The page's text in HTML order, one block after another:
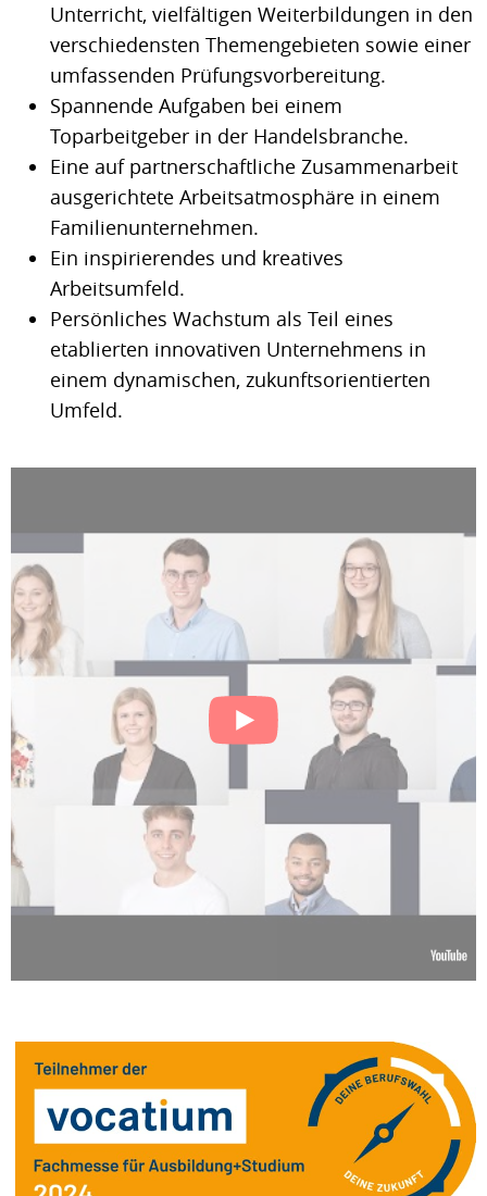
Unterricht, vielfältigen Weiterbildungen in den
verschiedensten Themengebieten sowie einer
umfassenden Prüfungsvorbereitung.
Spannende Aufgaben bei einem
Toparbeitgeber in der Handelsbranche.
Eine auf partnerschaftliche Zusammenarbeit
ausgerichtete Arbeitsatmosphäre in einem
Familienunternehmen.
Ein inspirierendes und kreatives
Arbeitsumfeld.
Persönliches Wachstum als Teil eines
etablierten innovativen Unternehmens in
einem dynamischen, zukunftsorientierten
Umfeld.